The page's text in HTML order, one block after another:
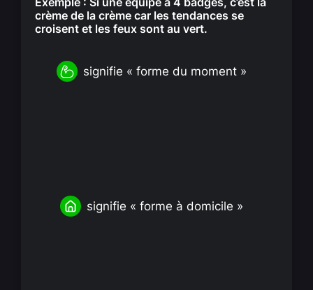
crème de la crème car les tendances se
croisent et les feux sont au vert.
signifie « forme du moment »
signifie « forme à domicile »